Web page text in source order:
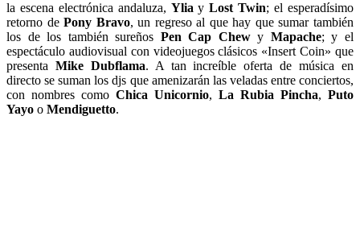
la escena electrónica andaluza, Ylia yLost Twin; el esperadísimo
retorno dePony Bravo, un regreso al que hay que sumar también
los de los también sureños Pen Cap Chewy Mapache; y el
espectáculo audiovisual con videojuegos clásicos «Insert Coin» que
presenta Mike Dubflama. A tan increíble oferta de música en
directo se suman los djs que amenizarán las veladas entre conciertos,
con nombres como Chica Unicornio, La Rubia Pincha, Puto
Yayo o Mendiguetto.